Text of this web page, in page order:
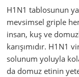
H1N1 tablosunun
mevsimsel griple
insan, kuş ve
karışımıdır. H1N1
solunum yoluyla
da domuz etinin